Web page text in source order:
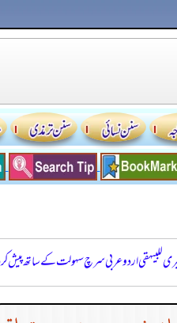
للبيهقي اردو عربی سرچ سہولت کے ساتھ